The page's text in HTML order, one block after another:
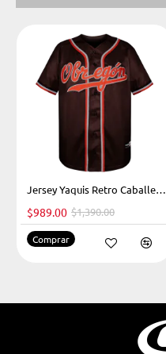
-29%Jersey Yaquis Retro Caballero 23-24
$989.00 $1,390.00
Comprar